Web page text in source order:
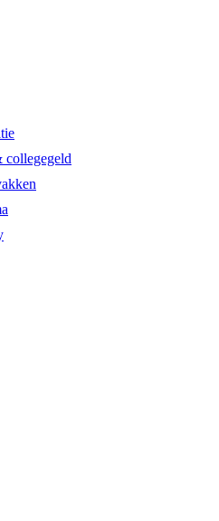
collegegeld